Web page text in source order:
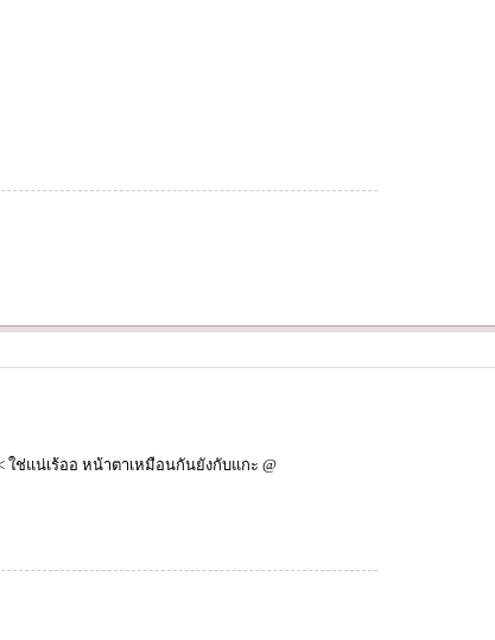
ใช่แน่เร้ออ หน้าตาเหมือนกันยังกับแกะ @